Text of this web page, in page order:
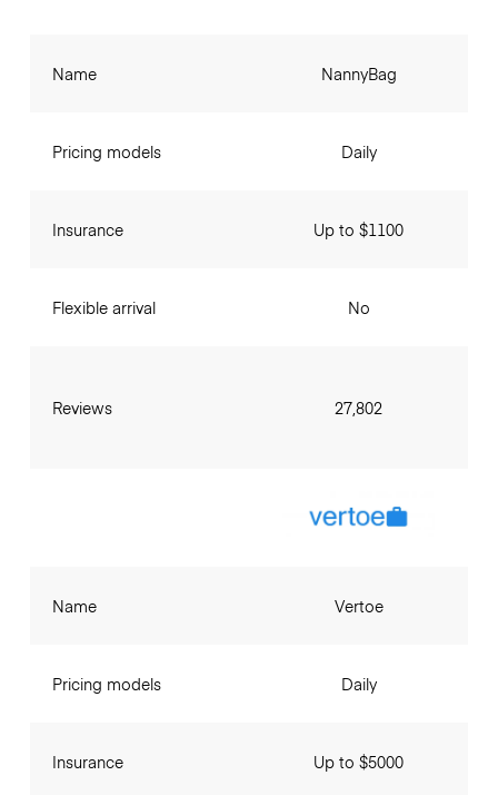
Name
Pricing models
Insurance
Flexible arrival
Reviews
NannyBag
Daily
Up to $1100
No
27,802
Name
Pricing models
Insurance
Vertoe
Daily
Up to $5000